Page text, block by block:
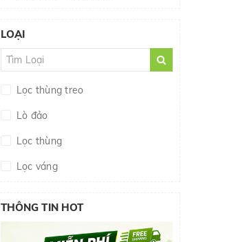
EBI VN
KW - OWL
EHEIM
Giá trên 1.000.000đ
LOẠI
Lọc thùng treo
Lò đảo
Lọc thùng
Lọc váng
THÔNG TIN HOT